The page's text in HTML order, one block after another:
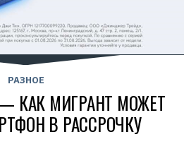
РАЗНОЕ
КАК МИГРАНТ МОЖЕТ
В РАССРОЧКУ